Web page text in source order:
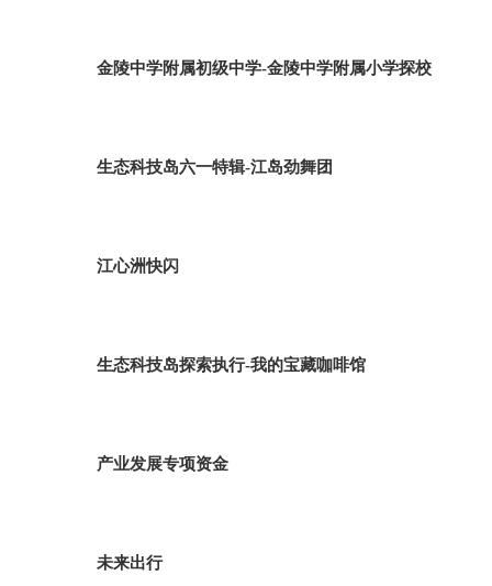
金陵中学附属初级中学-金陵中学附属小学探校
生态科技岛六一特辑-江岛劲舞团
江心洲快闪
生态科技岛探索执行-我的宝藏咖啡馆
产业发展专项资金
未来出行